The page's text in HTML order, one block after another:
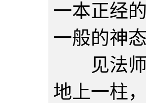
一本正经
一般的神
见法师
地上一柱